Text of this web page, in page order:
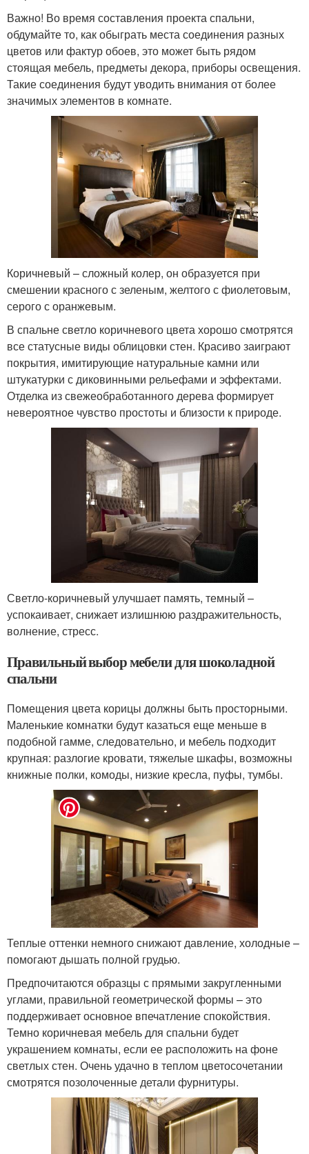
Важно! Во время составления проекта спальни,
обдумайте то, как обыграть места соединения разных
цветов или фактур обоев, это может быть рядом
стоящая мебель, предметы декора, приборы освещения.
Такие соединения будут уводить внимания от более
значимых элементов в комнате.
Коричневый – сложный колер, он образуется при
смешении красного с зеленым, желтого с фиолетовым,
серого с оранжевым.
В спальне светло коричневого цвета хорошо смотрятся
все статусные виды облицовки стен. Красиво заиграют
покрытия, имитирующие натуральные камни или
штукатурки с диковинными рельефами и эффектами.
Отделка из свежеобработанного дерева формирует
невероятное чувство простоты и близости к природе.
Светло-коричневый улучшает память, темный –
успокаивает, снижает излишнюю раздражительность,
волнение, стресс.
Правильный выбор мебели для шоколадной
спальни
Помещения цвета корицы должны быть просторными.
Маленькие комнатки будут казаться еще меньше в
подобной гамме, следовательно, и мебель подходит
крупная: разлогие кровати, тяжелые шкафы, возможны
книжные полки, комоды, низкие кресла, пуфы, тумбы.
Теплые оттенки немного снижают давление, холодные –
помогают дышать полной грудью.
Предпочитаются образцы с прямыми закругленными
углами, правильной геометрической формы – это
поддерживает основное впечатление спокойствия.
Темно коричневая мебель для спальни будет
украшением комнаты, если ее расположить на фоне
светлых стен. Очень удачно в теплом цветосочетании
смотрятся позолоченные детали фурнитуры.